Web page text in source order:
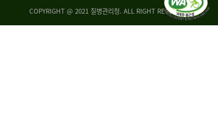
COPYRIGHT @ 2021 질병관리청. ALL RIGHT RESERVED